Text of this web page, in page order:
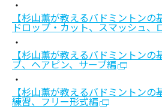
・
【杉山薫が教えるバドミントンの
ドロップ・カット、スマッシュ、
・
【杉山薫が教えるバドミントン
ブ、ヘアピン、サーブ編
・
【杉山薫が教えるバドミントン
練習、フリー形式編